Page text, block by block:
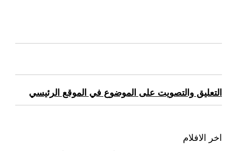
التعليق والتصويت على الموضوع في الموقع الرئيسي
اخر الافلام